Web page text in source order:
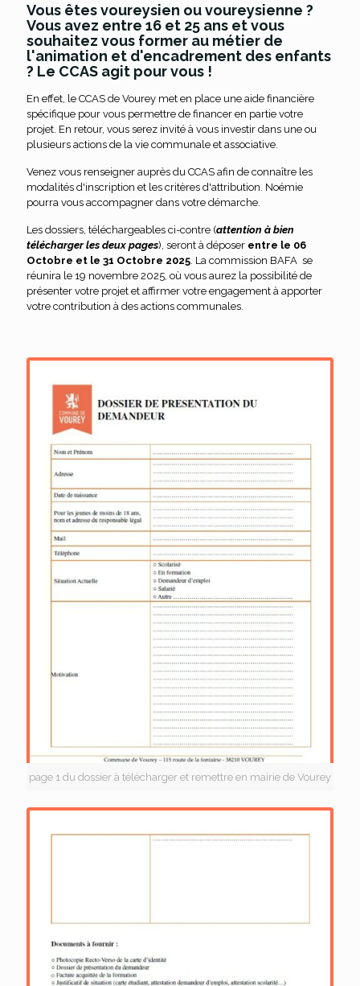
Vous êtes voureysien ou voureysienne ?
Vous avez entre 16 et 25 ans et vous
souhaitez vous former au métier de
l'animation et d'encadrement des enfants
? Le CCAS agit pour vous !
En effet, le CCAS de Vourey met en place une aide financière
spécifique pour vous permettre de financer en partie votre
projet. En retour, vous serez invité à vous investir dans une ou
plusieurs actions de la vie communale et associative.
Venez vous renseigner auprès du CCAS afin de connaître les
modalités d'inscription et les critères d'attribution. Noémie
pourra vous accompagner dans votre démarche.
Les dossiers, téléchargeables ci-contre (attention à bien
télécharger les deux pages), seront à déposer entre le 06
Octobre et le 31 Octobre 2025 . La commission BAFA se
réunira le 19 novembre 2025, où vous aurez la possibilité de
présenter votre projet et affirmer votre engagement à apporter
votre contribution à des actions communales.
page 1 du dossier à télécharger et remettre en mairie de Vourey